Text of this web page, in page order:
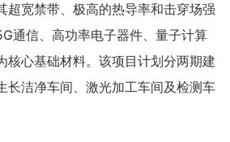
超宽禁带、极高的热导率和击穿场强
通信、高功率电子器件、量子计算
核心基础材料。该项目计划分两期建
长洁净车间、激光加工车间及检测车